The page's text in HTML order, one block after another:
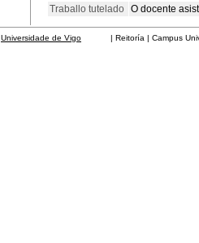
Traballo tutelado
O docente
Universidade de Vigo | Reitoría | Campus